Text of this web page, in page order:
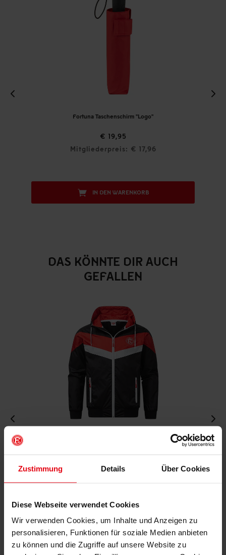
Zustimmung Details Über Cookies
Diese Webseite verwendet Cookies
Wir verwenden Cookies, um Inhalte und Anzeigen zu
personalisieren, Funktionen für soziale Medien anbieten
zu können und die Zugriffe auf unsere Website zu
Fortuna Taschenschirm "Logo"
€ 19,95
Mitgliederpreis: € 17,96
IN DEN WARENKORB
DAS KÖNNTE DIR AUCH
GEFALLEN
Mitgliederpreis: € 58,46